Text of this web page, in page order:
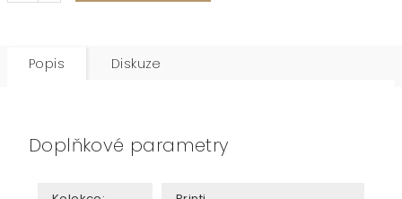
Popis Diskuze
Doplňkové parametry